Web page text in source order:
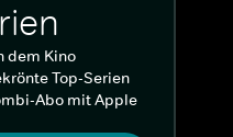
dem Kino
Top-Serien
Abo mit Apple